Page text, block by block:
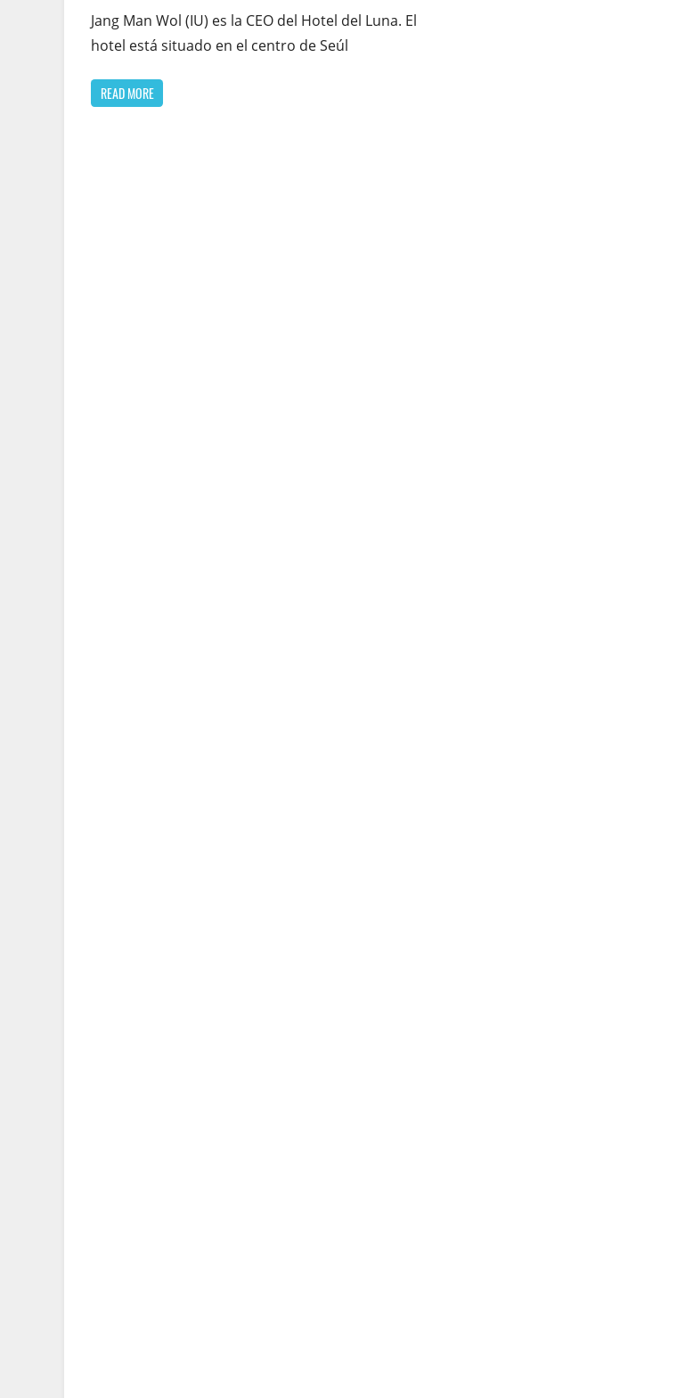
Jang Man Wol (IU) es la CEO del Hotel del Luna. El
hotel está situado en el centro de Seúl
READ MORE